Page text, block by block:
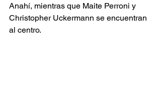
Anahí, mientras que Maite Perroni y
Christopher Uckermann se encuentran
al centro.